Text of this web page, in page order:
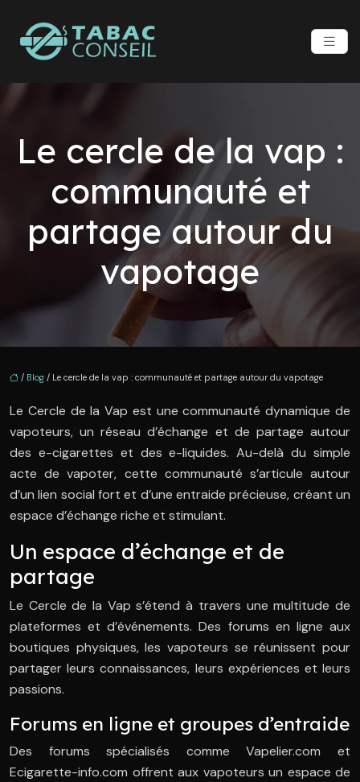
Le cercle de la vap :
communauté et
partage autour du
vapotage
/ Blog / Le cercle de la vap : communauté et partage autour du vapotage
Le Cercle de la Vap est une communauté dynamique de
vapoteurs, un réseau d’échange et de partage autour
des e-cigarettes et des e-liquides. Au-delà du simple
acte de vapoter, cette communauté s’articule autour
d’un lien social fort et d’une entraide précieuse, créant un
espace d’échange riche et stimulant.
Un espace d’échange et de
partage
Le Cercle de la Vap s’étend à travers une multitude de
plateformes et d’événements. Des forums en ligne aux
boutiques physiques, les vapoteurs se réunissent pour
partager leurs connaissances, leurs expériences et leurs
passions.
Forums en ligne et groupes d’entraide
Des forums spécialisés comme Vapelier.com et
Ecigarette-info.com offrent aux vapoteurs un espace de